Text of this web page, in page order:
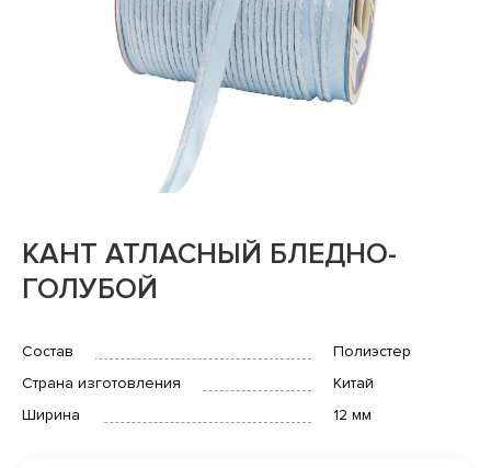
КАНТ АТЛАСНЫЙ БЛЕДНО-
ГОЛУБОЙ
Состав
Полиэстер
Страна изготовления
Китай
Ширина
12 мм